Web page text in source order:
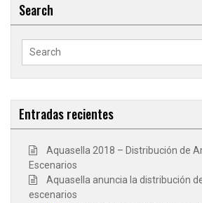
Search
Search
Entradas recientes
Aquasella 2018 – Distribución de
Escenarios
Aquasella anuncia la distribución
escenarios